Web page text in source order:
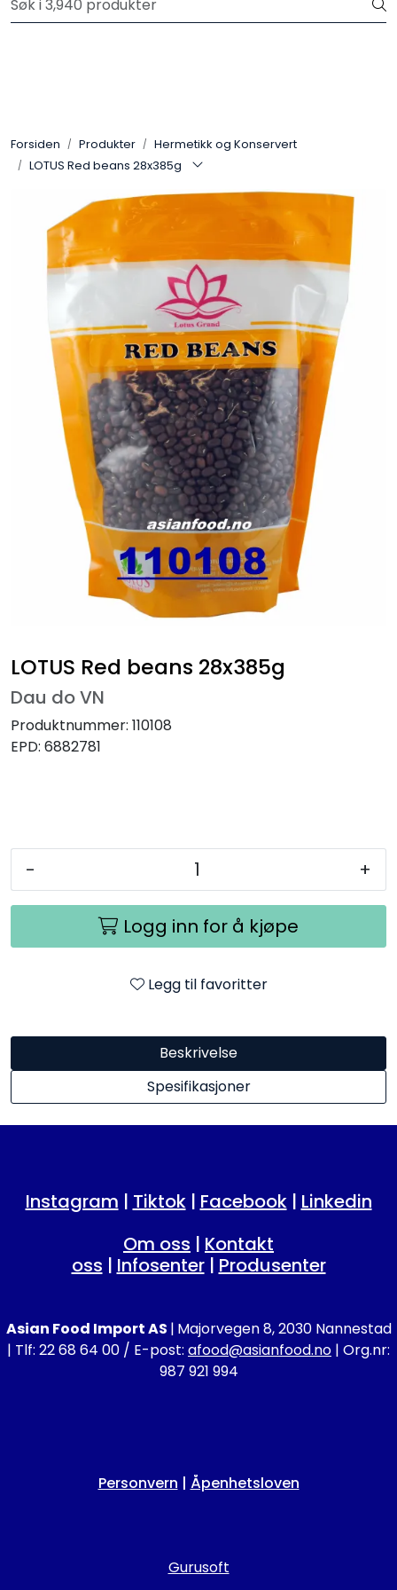
Skip to main content
Velkommen til vår nye nettbutikk! Trykk her for å lese mer
Forsiden Produkter
Hermetikk og Konservert
LOTUS Red beans 28x385g
LOTUS Red beans 28x385g
Dau do VN
Produktnummer: 110108
EPD: 6882781
- +
Logg inn for å kjøpe
Legg til favoritter
Beskrivelse
Spesifikasjoner
Instagram | Tiktok| Facebook| Linkedin
Om oss | Kontakt
oss | Infosenter| Produsenter
Asian Food Import AS | Majorvegen 8, 2030 Nannestad
| Tlf: 22 68 64 00 / E-post: afood@asianfood.no | Org.nr:
987 921 994
Personvern | Åpenhetsloven
Gurusoft
Restaurantprodukter
Merkevarer